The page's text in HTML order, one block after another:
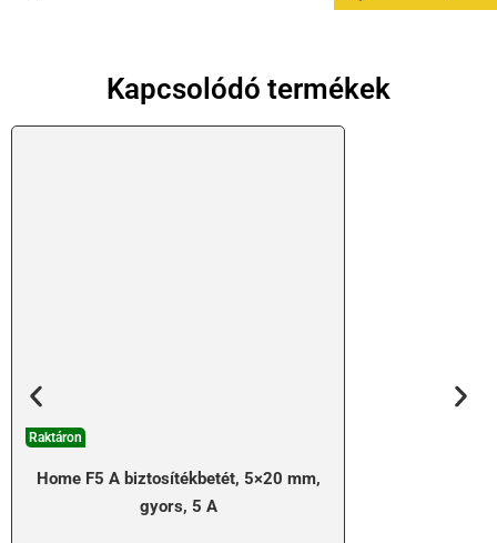
Kapcsolódó termékek
Raktáron
Home F5 A biztosítékbetét, 5×20 mm,
gyors, 5 A